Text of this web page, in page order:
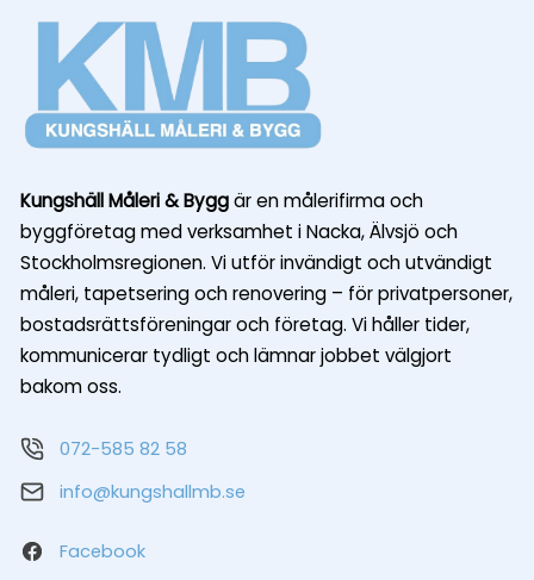
Kungshäll Måleri & Byggär en målerifirma och
byggföretag med verksamhet i Nacka, Älvsjö och
Stockholmsregionen. Vi utför invändigt och utvändigt
måleri, tapetsering och renovering – för privatpersoner,
bostadsrättsföreningar och företag. Vi håller tider,
kommunicerar tydligt och lämnar jobbet välgjort
bakom oss.
072-585 82 58
info@kungshallmb.se
Facebook